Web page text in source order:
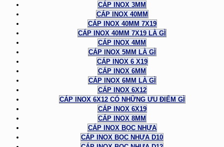
CÁP INOX 3MM
CÁP INOX 40MM
CÁP INOX 40MM 7X19
CÁP INOX 40MM 7X19 LÀ GÌ
CÁP INOX 4MM
CÁP INOX 5MM LÀ GÌ
CÁP INOX 6 X19
CÁP INOX 6MM
CÁP INOX 6MM LÀ GÌ
CÁP INOX 6X12
CÁP INOX 6X12 CÓ NHỮNG ƯU ĐIỂM GÌ
CÁP INOX 6X19
CÁP INOX 8MM
CÁP INOX BỌC NHỰA
CÁP INOX BỌC NHỰA D10